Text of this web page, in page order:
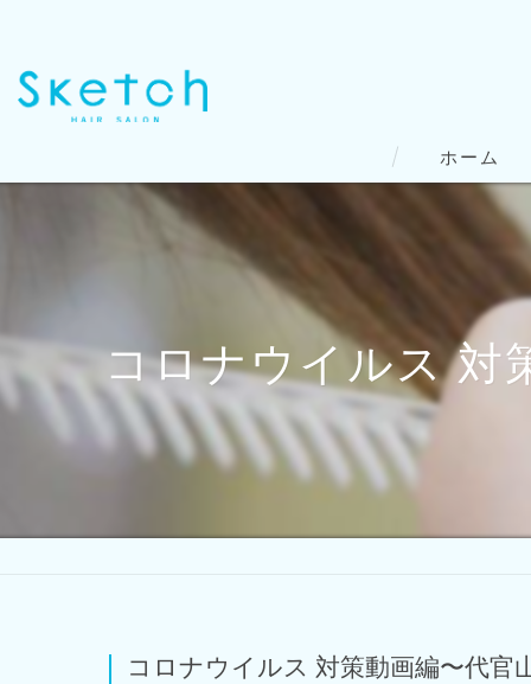
ホーム
コロナウイルス 対
コロナウイルス 対策動画編〜代官山